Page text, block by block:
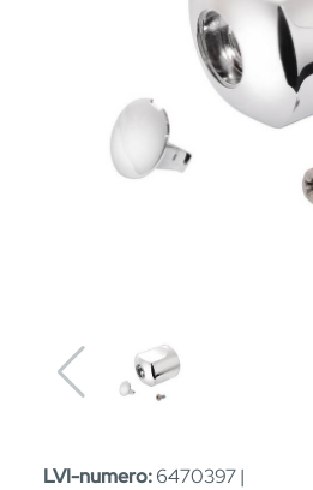
LVI-numero:6470397 |